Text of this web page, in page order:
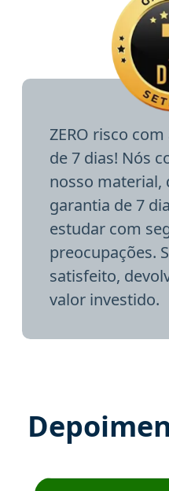
ZERO risco
de 7 dias! Nós
nosso material,
garantia de 7
estudar com
preocupações.
satisfeito,
valor investido.
Estudante José